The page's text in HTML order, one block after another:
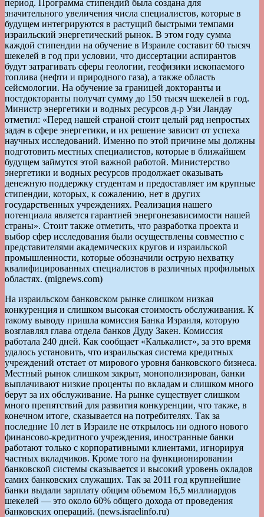
период. Программа стипендий была создана для
значительного увеличения числа специалистов, которые в
будущем интегрируются в растущий быстрыми темпами
израильский энергетический рынок. В этом году сумма
каждой стипендии на обучение в Израиле составит 60 тысяч
шекелей в год при условии, что диссертации аспирантов
будут затрагивать сферы геологии, геофизики ископаемого
топлива (нефти и природного газа), а также область
сейсмологии. На обучение за границей докторанты и
постдокторанты получат сумму до 150 тысяч шекелей в год.
Министр энергетики и водных ресурсов д-р Узи Ландау
отметил: «Перед нашей страной стоит целый ряд непростых
задач в сфере энергетики, и их решение зависит от успеха
научных исследований. Именно по этой причине мы должны
подготовить местных специалистов, которые в ближайшем
будущем займутся этой важной работой. Министерство
энергетики и водных ресурсов продолжает оказывать
денежную поддержку студентам и предоставляет им крупные
стипендии, которых, к сожалению, нет в других
государственных учреждениях. Реализация нашего
потенциала является гарантией энергонезависимости нашей
страны». Стоит также отметить, что разработка проекта и
выбор сфер исследования были осуществлены совместно с
представителями академических кругов и израильской
промышленности, которые обозначили острую нехватку
квалифицированных специалистов в различных профильных
областях. (mignews.com)
На израильском банковском рынке слишком низкая
конкуренция и слишком высокая стоимость обслуживания. К
такому выводу пришла комиссия Банка Израиля, которую
возглавлял глава отдела банков Дуду Закен. Комиссия
работала 240 дней. Как сообщает «Калькалист», за это время
удалось установить, что израильская система кредитных
учреждений отстает от мирового уровня банковского бизнеса.
Местный рынок слишком закрыт, монополизирован, банки
выплачивают низкие проценты по вкладам и слишком много
берут за их обслуживание. На рынке существует слишком
много препятствий для развития конкуренции, что также, в
конечном итоге, сказывается на потребителях. Так за
последние 10 лет в Израиле не открылось ни одного нового
финансово-кредитного учреждения, иностранные банки
работают только с корпоративными клиентами, игнорируя
частных вкладчиков. Кроме того на функционировании
банковской системы сказывается и высокий уровень окладов
самих банковских служащих. Так за 2011 год крупнейшие
банки выдали зарплату общим объемом 16,5 миллиардов
шекелей — это около 60% общего дохода от проведения
банковских операций. (news.israelinfo.ru)